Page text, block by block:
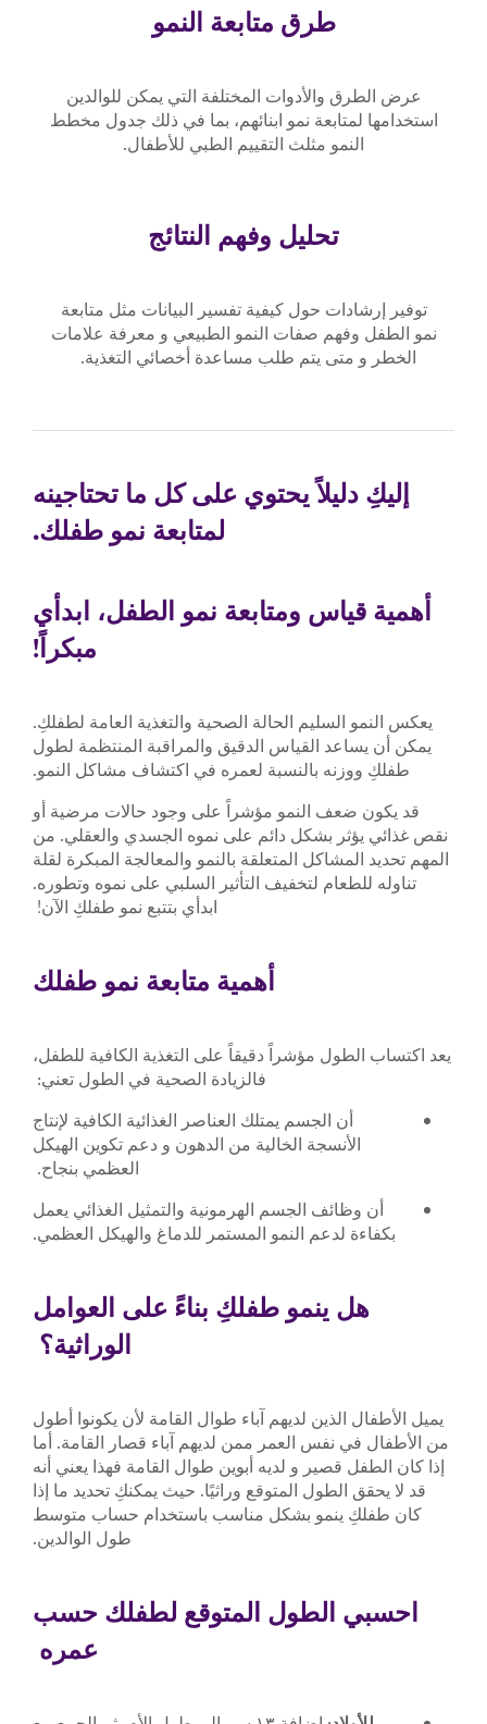
طرق متابعة النمو
عرض الطرق والأدوات المختلفة التي يمكن للوالدين
استخدامها لمتابعة نمو ابنائهم، بما في ذلك جدول مخطط
النمو مثلث التقييم الطبي للأطفال.
تحليل وفهم النتائج
توفير إرشادات حول كيفية تفسير البيانات مثل متابعة
نمو الطفل وفهم صفات النمو الطبيعي و معرفة علامات
الخطر و متى يتم طلب مساعدة أخصائي التغذية.
إليكِ دليلاً يحتوي على كل ما تحتاجينه
لمتابعة نمو طفلك.
أهمية قياس ومتابعة نمو الطفل، ابدأي
مبكراً!
يعكس النمو السليم الحالة الصحية والتغذية العامة لطفلكِ.
يمكن أن يساعد القياس الدقيق والمراقبة المنتظمة لطول
طفلكِ ووزنه بالنسبة لعمره في اكتشاف مشاكل النمو.
قد يكون ضعف النمو مؤشراً على وجود حالات مرضية أو
نقص غذائي يؤثر بشكل دائم على نموه الجسدي والعقلي. من
المهم تحديد المشاكل المتعلقة بالنمو والمعالجة المبكرة لقلة
تناوله للطعام لتخفيف التأثير السلبي على نموه وتطوره.
ابدأي بتتبع نمو طفلكِ الآن!
أهمية متابعة نمو طفلك
يعد اكتساب الطول مؤشراً دقيقاً على التغذية الكافية للطفل،
فالزيادة الصحية في الطول تعني:
أن الجسم يمتلك العناصر الغذائية الكافية لإنتاج
الأنسجة الخالية من الدهون و دعم تكوين الهيكل
العظمي بنجاح.
أن وظائف الجسم الهرمونية والتمثيل الغذائي يعمل
بكفاءة لدعم النمو المستمر للدماغ والهيكل العظمي.
هل ينمو طفلكِ بناءً على العوامل
الوراثية؟
يميل الأطفال الذين لديهم آباء طوال القامة لأن يكونوا أطول
من الأطفال في نفس العمر ممن لديهم آباء قصار القامة. أما
إذا كان الطفل قصير و لديه أبوين طوال القامة فهذا يعني أنه
قد لا يحقق الطول المتوقع وراثيًا. حيث يمكنكِ تحديد ما إذا
كان طفلكِ ينمو بشكل مناسب باستخدام حساب متوسط
طول الوالدين.
احسبي الطول المتوقع لطفلك حسب
عمره